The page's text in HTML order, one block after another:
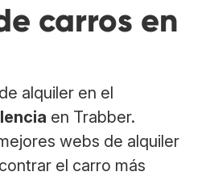
carros en
alquiler en el
en Trabber.
webs de alquiler
el carro más